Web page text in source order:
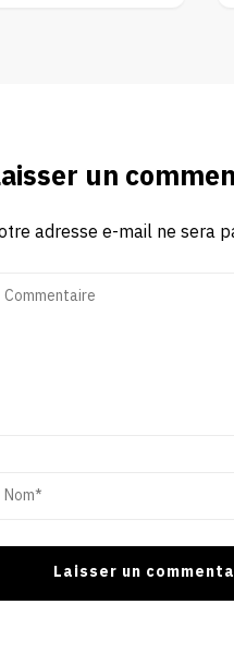
un
adresse e-mail ne sera